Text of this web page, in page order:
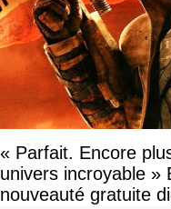
« Parfait. Encore
univers incroyable »
nouveauté gratuite